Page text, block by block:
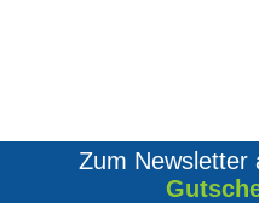
Zum Newsletter